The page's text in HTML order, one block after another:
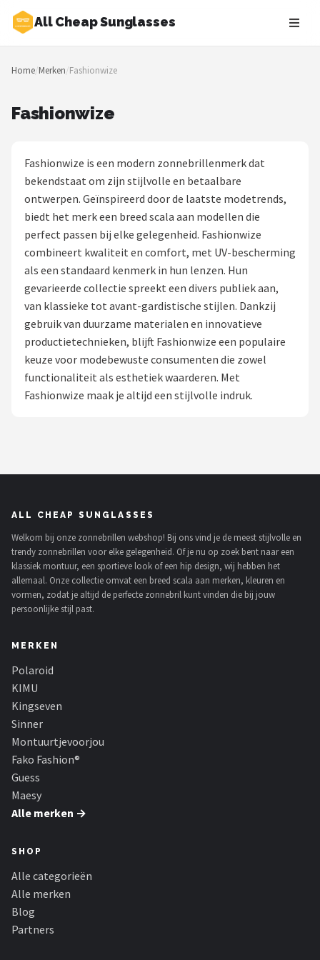
All Cheap Sunglasses
Zoeken
NAVIGATIE
Blog
Zonnebrillen
Baby zonnebrillen
Shop
POPULAIRE MERKEN
Polaroid
KIMU
Kingseven
Guess
Maesy
Fako Sunglasses®
Serengeti
Home/Merken/Fashionwize
Fashionwize
Fashionwize is een modern zonnebrillenmerk dat
bekendstaat om zijn stijlvolle en betaalbare
ontwerpen. Geïnspireerd door de laatste modetrends,
biedt het merk een breed scala aan modellen die
perfect passen bij elke gelegenheid. Fashionwize
combineert kwaliteit en comfort, met UV-bescherming
als een standaard kenmerk in hun lenzen. Hun
gevarieerde collectie spreekt een divers publiek aan,
van klassieke tot avant-gardistische stijlen. Dankzij
gebruik van duurzame materialen en innovatieve
productietechnieken, blijft Fashionwize een populaire
keuze voor modebewuste consumenten die zowel
functionaliteit als esthetiek waarderen. Met
Fashionwize maak je altijd een stijlvolle indruk.
ALL CHEAP SUNGLASSES
Welkom bij onze zonnebrillen webshop! Bij ons vind je de meest stijlvolle en
trendy zonnebrillen voor elke gelegenheid. Of je nu op zoek bent naar een
klassiek montuur, een sportieve look of een hip design, wij hebben het
allemaal. Onze collectie omvat een breed scala aan merken, kleuren en
vormen, zodat je altijd de perfecte zonnebril kunt vinden die bij jouw
persoonlijke stijl past.
MERKEN
Polaroid
KIMU
Kingseven
Sinner
Montuurtjevoorjou
Fako Fashion®
Guess
Maesy
Alle merken →
SHOP
Alle categorieën
Alle merken
Blog
Partners